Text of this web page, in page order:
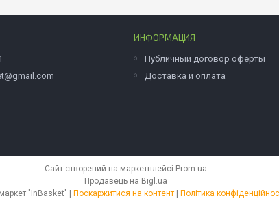
ИНФОРМАЦИЯ
Публичный договор оферты
Доставка и оплата
Сайт створений на маркетплейсі Prom.ua
Продавець на Bigl.ua
Поскаржитися на контент Політика